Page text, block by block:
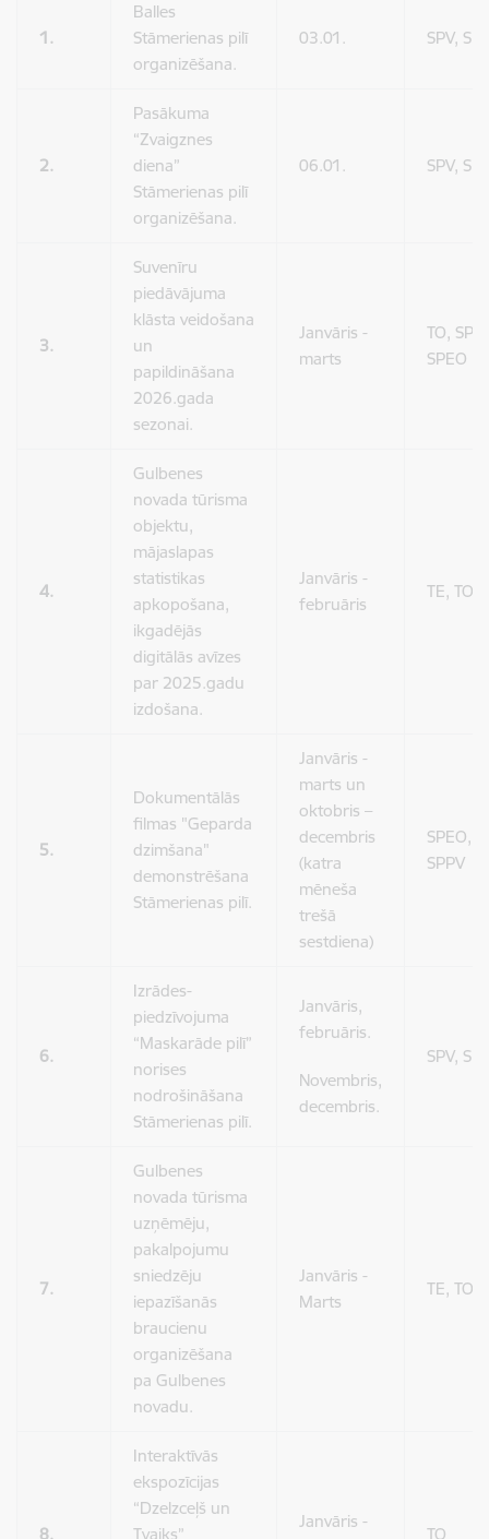
1.
Balles
Stāmerienas pilī
organizēšana.
03.01. SPV,
2.
Pasākuma
“Zvaigznes
diena”
Stāmerienas pilī
organizēšana.
06.01. SPV,
3.
Suvenīru
piedāvājuma
klāsta veidošana
un
papildināšana
2026.gada
sezonai.
Janvāris -
marts
TO, SPV,
SPEO
4.
Gulbenes
novada tūrisma
objektu,
mājaslapas
statistikas
apkopošana,
ikgadējās
digitālās avīzes
par 2025.gadu
izdošana.
Janvāris -
februāris
TE, TO
5.
Dokumentālās
filmas "Geparda
dzimšana"
demonstrēšana
Stāmerienas pilī.
Janvāris -
marts un
oktobris –
decembris
(katra
mēneša
trešā
sestdiena)
SPEO,
SPPV
6.
Izrādes-
piedzīvojuma
“Maskarāde pilī”
norises
nodrošināšana
Stāmerienas pilī.
Janvāris,
februāris.
Novembris,
decembris.
SPV,
7.
Gulbenes
novada tūrisma
uzņēmēju,
pakalpojumu
sniedzēju
iepazīšanās
braucienu
organizēšana
pa Gulbenes
novadu.
Janvāris -
Marts
TE, TO
8.
Interaktīvās
ekspozīcijas
“Dzelzceļš un
Tvaiks”
Janvāris -
TO